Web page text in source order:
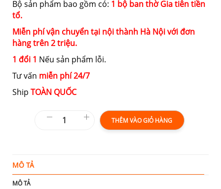
Bộ sản phẩm bao gồm có: 1 bộ ban thờ Gia tiên tiền
tổ.
Miễn phí vận chuyển tại nội thành Hà Nội với đơn
hàng trên 2 triệu.
1 đổi 1 Nếu sản phẩm lỗi.
Tư vấn miễn phí 24/7
Ship TOÀN QUỐC
THÊM VÀO GIỎ HÀNG
MÔ TẢ
MÔ TẢ